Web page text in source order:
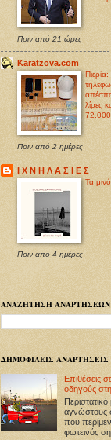
Πριν από 21 ώρες
Karatzova.com
λίρες
Πριν από 2 ημέρες
Ι Χ Ν Η Λ Α Σ Ι Ε Σ
Τα
Πριν από 4 ημέρες
ΑΝΑΖΗΤΗΣΗ ΑΝΑΡΤΗΣΕΩΝ
ΔΗΜΟΦΙΛΕΙΣ ΑΝΑΡΤΗΣΕΙΣ
Επιθέσεις
οδηγούς
αγνώστους
που
φωτεινός